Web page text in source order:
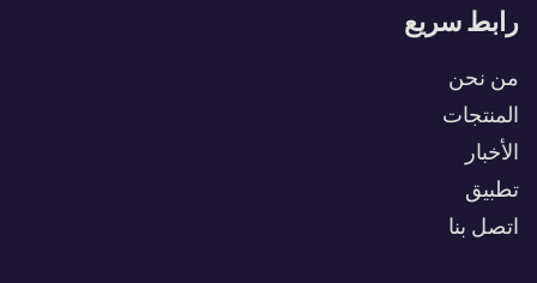
رابط سريع
من نحن
المنتجات
الأخبار
تطبيق
اتصل بنا